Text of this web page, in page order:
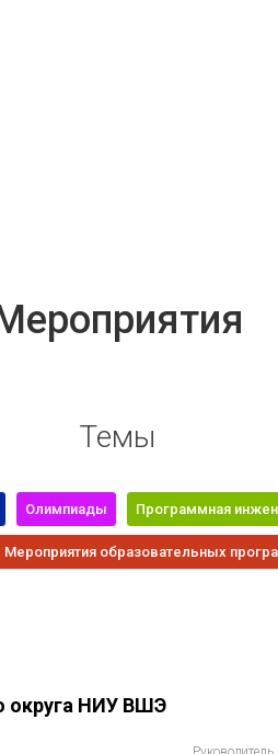
Темы
Олимпиады Программная
Мероприятия образовательных
округа НИУ ВШЭ